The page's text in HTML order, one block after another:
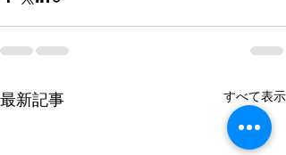
最新記事 すべて表示